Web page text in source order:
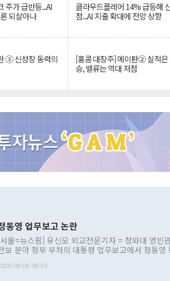
주가 급반등...AI
되살아나
클라우드플레어 14% 급등해
점...AI 지출 확대에 전망 상향
③ 신성장 동력의 [홍콩 대장주] 메이퇀② 실적은
승, 밸류는 역대 저점
동영 업무보고 논란
울=뉴스핌] 유신모 외교전문기자 = 청와대 영빈
보 분야 정부 부처의 대통령 업무보고에서 정동영
언 중에는 정부 내 조율을 거치지 않은 사안을 정책
08-06 06:10